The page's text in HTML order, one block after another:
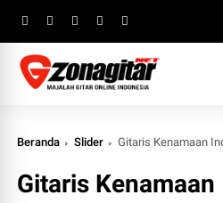
Beranda Slider Gitaris Kenamaan Indonesia
Gitaris